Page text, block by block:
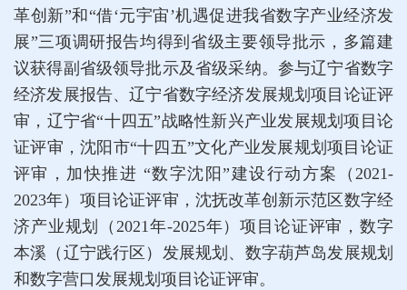
革创新”和“借‘元宇宙’机遇促进我省数字产业经济发
展”三项调研报告均得到省级主要领导批示，多篇建
议获得副省级领导批示及省级采纳。参与辽宁省数字
经济发展报告、辽宁省数字经济发展规划项目论证评
审，辽宁省“十四五”战略性新兴产业发展规划项目论
证评审，沈阳市“十四五”文化产业发展规划项目论证
评审，加快推进 “数字沈阳”建设行动方案（2021-
2023年）项目论证评审，沈抚改革创新示范区数字经
济产业规划（2021年-2025年）项目论证评审，数字
本溪（辽宁践行区）发展规划、数字葫芦岛发展规划
和数字营口发展规划项目论证评审。